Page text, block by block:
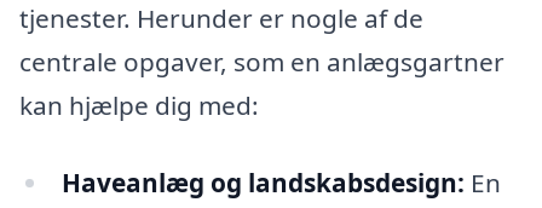
tjenester. Herunder er nogle af de
centrale opgaver, som en anlægsgartner
kan hjælpe dig med:
Haveanlæg og landskabsdesign: En